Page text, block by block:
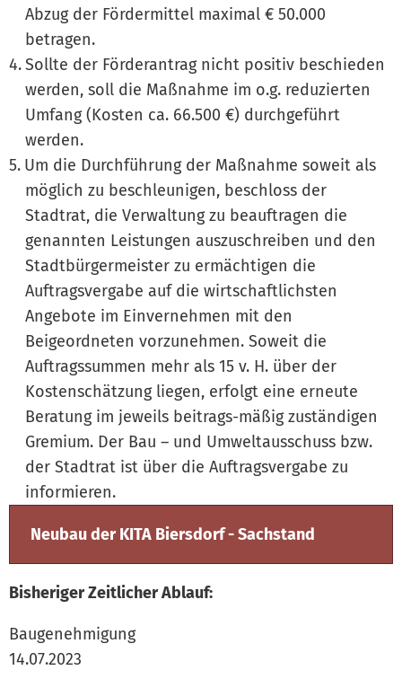
Abzug der Fördermittel maximal € 50.000
betragen.
Sollte der Förderantrag nicht positiv beschieden
werden, soll die Maßnahme im o.g. reduzierten
Umfang (Kosten ca. 66.500 €) durchgeführt
werden.
Um die Durchführung der Maßnahme soweit als
möglich zu beschleunigen, beschloss der
Stadtrat, die Verwaltung zu beauftragen die
genannten Leistungen auszuschreiben und den
Stadtbürgermeister zu ermächtigen die
Auftragsvergabe auf die wirtschaftlichsten
Angebote im Einvernehmen mit den
Beigeordneten vorzunehmen. Soweit die
Auftragssummen mehr als 15 v. H. über der
Kostenschätzung liegen, erfolgt eine erneute
Beratung im jeweils beitrags-mäßig zuständigen
Gremium. Der Bau – und Umweltausschuss bzw.
der Stadtrat ist über die Auftragsvergabe zu
informieren.
Neubau der KITA Biersdorf - Sachstand
Bisheriger Zeitlicher Ablauf:
Baugenehmigung
14.07.2023